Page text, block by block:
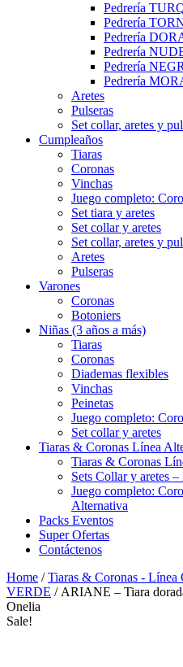
Pedrería
Pedrería
Pedrería
Pedrería
Pedrería
Pedrería
Aretes
Pulseras
Set collar, aretes y
Cumpleaños
Tiaras
Coronas
Vinchas
Juego completo:
Set tiara y aretes
Set collar y aretes
Set collar, aretes y
Aretes
Pulseras
Varones
Coronas
Botoniers
Niñas (3 años a más)
Tiaras
Coronas
Diademas flexibles
Vinchas
Peinetas
Juego completo:
Set collar y aretes
Tiaras & Coronas Línea
Tiaras & Coronas
Sets Collar y aretes
Juego completo:
Alternativa
Packs Eventos
Super Ofertas
Contáctenos
Home /Tiaras & Coronas - Línea
VERDE / ARIANE – Tiara
Onelia
Sale!